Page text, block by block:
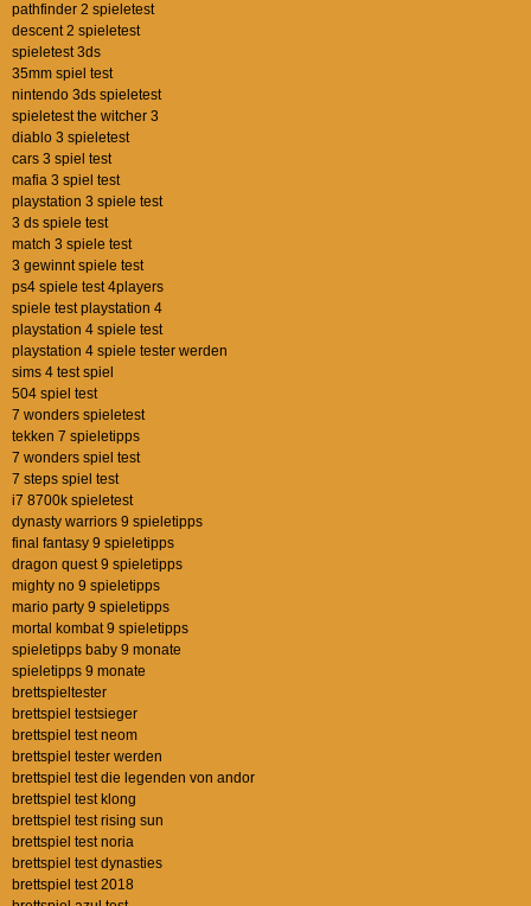
pathfinder 2 spieletest
descent 2 spieletest
spieletest 3ds
35mm spiel test
nintendo 3ds spieletest
spieletest the witcher 3
diablo 3 spieletest
cars 3 spiel test
mafia 3 spiel test
playstation 3 spiele test
3 ds spiele test
match 3 spiele test
3 gewinnt spiele test
ps4 spiele test 4players
spiele test playstation 4
playstation 4 spiele test
playstation 4 spiele tester werden
sims 4 test spiel
504 spiel test
7 wonders spieletest
tekken 7 spieletipps
7 wonders spiel test
7 steps spiel test
i7 8700k spieletest
dynasty warriors 9 spieletipps
final fantasy 9 spieletipps
dragon quest 9 spieletipps
mighty no 9 spieletipps
mario party 9 spieletipps
mortal kombat 9 spieletipps
spieletipps baby 9 monate
spieletipps 9 monate
brettspieltester
brettspiel testsieger
brettspiel test neom
brettspiel tester werden
brettspiel test die legenden von andor
brettspiel test klong
brettspiel test rising sun
brettspiel test noria
brettspiel test dynasties
brettspiel test 2018